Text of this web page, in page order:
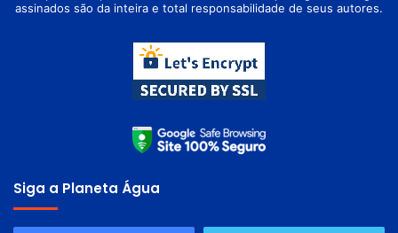
assinados são da inteira e total responsabilidade de seus autores.
Siga a Planeta Água